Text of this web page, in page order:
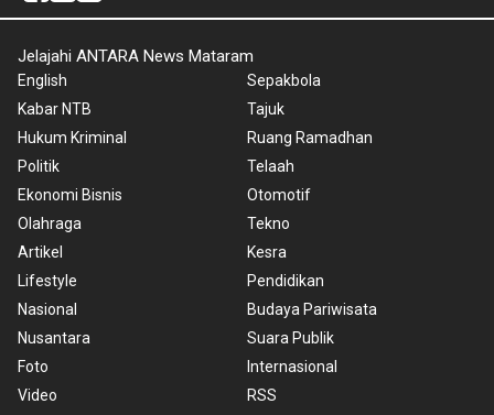
Jelajahi ANTARA News Mataram
English
Kabar NTB
Hukum Kriminal
Politik
Ekonomi Bisnis
Olahraga
Artikel
Lifestyle
Nasional
Nusantara
Foto
Video
Sepakbola
Tajuk
Ruang Ramadhan
Telaah
Otomotif
Tekno
Kesra
Pendidikan
Budaya Pariwisata
Suara Publik
Internasional
RSS